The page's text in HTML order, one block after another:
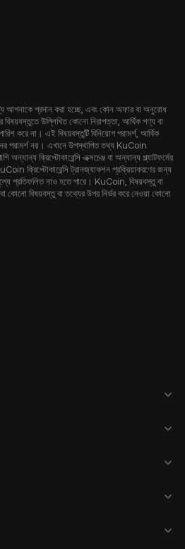
আপনাকে প্রদান করা হচ্ছে, এবং কোন অফার বা অনুরোধ
উল্লিখিত কোনো নিরাপত্তা, আর্থিক পণ্য বা
করে না। এই বিষয়বস্তুটি বিনিয়োগ পরামর্শ, আর্থিক
পরামর্শ নয়। এখানে উপস্থাপিত তথ্য KuCoin
অন্যান্য ক্রিপ্টোকারেন্সি এক্সচেঞ্জ বা অন্যান্য প্ল্যাটফর্মের
ক্রিপ্টোকারেন্সি ট্রানজ্যাকশন প্রক্রিয়াকরণের জন্য
প্রতিফলিত নাও হতে পারে। KuCoin, বিষয়বস্তু বা
কোনো বিষয়বস্তু বা তথ্যের উপর নির্ভর করে নেওয়া কোনো